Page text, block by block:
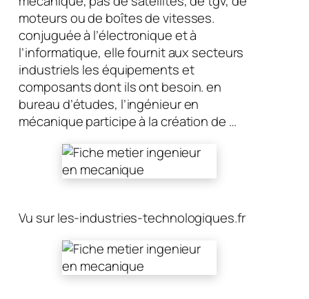
moteurs ou de boîtes de vitesses.
conjuguée à l’électronique et à
l’informatique, elle fournit aux secteurs
industriels les équipements et
composants dont ils ont besoin. en
bureau d’études, l’ingénieur en
mécanique participe à la création de …
Vu sur les-industries-technologiques.fr